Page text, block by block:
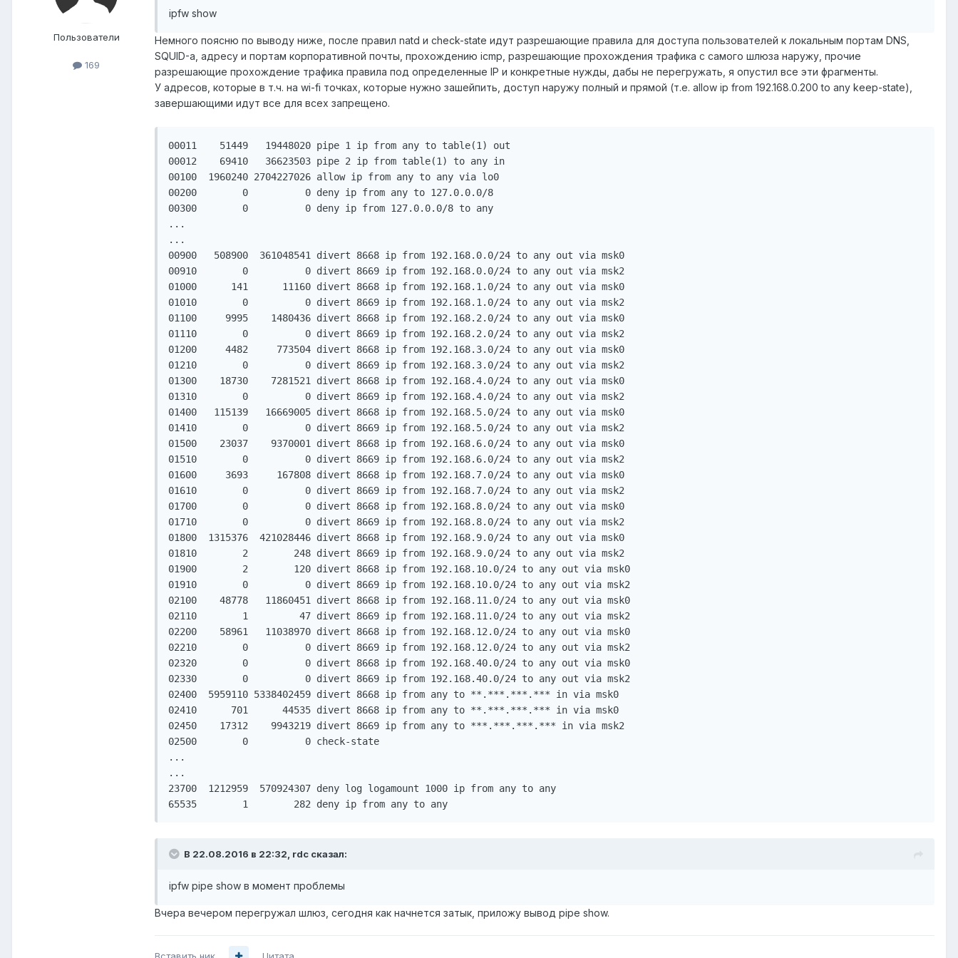
Пользователи
169
ipfw show
Немного поясню по выводу ниже, после правил natd и check-state идут разрешающие правила для доступа пользователей к локальным портам DNS,
SQUID-а, адресу и портам корпоративной почты, прохождению icmp, разрешающие прохождения трафика с самого шлюза наружу, прочие
разрешающие прохождение трафика правила под определенные IP и конкретные нужды, дабы не перегружать, я опустил все эти фрагменты.
У адресов, которые в т.ч. на wi-fi точках, которые нужно зашейпить, доступ наружу полный и прямой (т.е. allow ip from 192.168.0.200 to any keep-state),
завершающими идут все для всех запрещено.
00011    51449   19448020 pipe 1 ip from any to table(1) out
00012    69410   36623503 pipe 2 ip from table(1) to any in
00100  1960240 2704227026 allow ip from any to any via lo0
00200        0          0 deny ip from any to 127.0.0.0/8
00300        0          0 deny ip from 127.0.0.0/8 to any
...
...
00900   508900  361048541 divert 8668 ip from 192.168.0.0/24 to any out via msk0
00910        0          0 divert 8669 ip from 192.168.0.0/24 to any out via msk2
01000      141      11160 divert 8668 ip from 192.168.1.0/24 to any out via msk0
01010        0          0 divert 8669 ip from 192.168.1.0/24 to any out via msk2
01100     9995    1480436 divert 8668 ip from 192.168.2.0/24 to any out via msk0
01110        0          0 divert 8669 ip from 192.168.2.0/24 to any out via msk2
01200     4482     773504 divert 8668 ip from 192.168.3.0/24 to any out via msk0
01210        0          0 divert 8669 ip from 192.168.3.0/24 to any out via msk2
01300    18730    7281521 divert 8668 ip from 192.168.4.0/24 to any out via msk0
01310        0          0 divert 8669 ip from 192.168.4.0/24 to any out via msk2
01400   115139   16669005 divert 8668 ip from 192.168.5.0/24 to any out via msk0
01410        0          0 divert 8669 ip from 192.168.5.0/24 to any out via msk2
01500    23037    9370001 divert 8668 ip from 192.168.6.0/24 to any out via msk0
01510        0          0 divert 8669 ip from 192.168.6.0/24 to any out via msk2
01600     3693     167808 divert 8668 ip from 192.168.7.0/24 to any out via msk0
01610        0          0 divert 8669 ip from 192.168.7.0/24 to any out via msk2
01700        0          0 divert 8668 ip from 192.168.8.0/24 to any out via msk0
01710        0          0 divert 8669 ip from 192.168.8.0/24 to any out via msk2
01800  1315376  421028446 divert 8668 ip from 192.168.9.0/24 to any out via msk0
01810        2        248 divert 8669 ip from 192.168.9.0/24 to any out via msk2
01900        2        120 divert 8668 ip from 192.168.10.0/24 to any out via msk0
01910        0          0 divert 8669 ip from 192.168.10.0/24 to any out via msk2
02100    48778   11860451 divert 8668 ip from 192.168.11.0/24 to any out via msk0
02110        1         47 divert 8669 ip from 192.168.11.0/24 to any out via msk2
02200    58961   11038970 divert 8668 ip from 192.168.12.0/24 to any out via msk0
02210        0          0 divert 8669 ip from 192.168.12.0/24 to any out via msk2
02320        0          0 divert 8668 ip from 192.168.40.0/24 to any out via msk0
02330        0          0 divert 8669 ip from 192.168.40.0/24 to any out via msk2
02400  5959110 5338402459 divert 8668 ip from any to **.***.***.*** in via msk0
02410      701      44535 divert 8668 ip from any to **.***.***.*** in via msk0
02450    17312    9943219 divert 8669 ip from any to ***.***.***.*** in via msk2
02500        0          0 check-state
...
...
23700  1212959  570924307 deny log logamount 1000 ip from any to any
В 22.08.2016 в 22:32, rdc сказал:
ipfw pipe show в момент проблемы
Вчера вечером перегружал шлюз, сегодня как начнется затык, приложу вывод pipe show.